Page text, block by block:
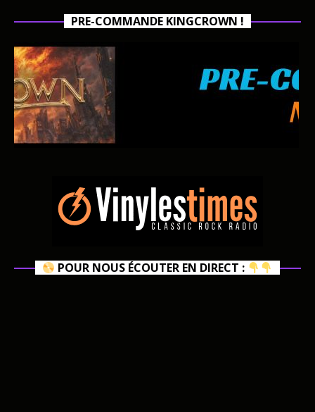
PRE-COMMANDE KINGCROWN !
POUR NOUS ÉCOUTER EN DIRECT :